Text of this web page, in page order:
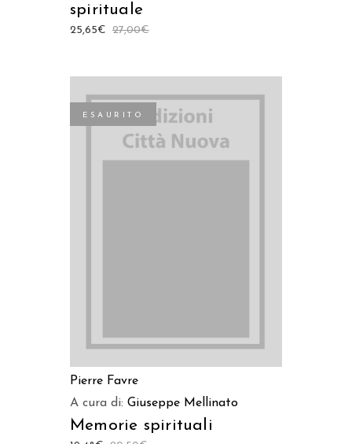
spirituale
27,00€
25,65€
ESAURITO
Pierre Favre
A cura di: Giuseppe Mellinato
Memorie spirituali